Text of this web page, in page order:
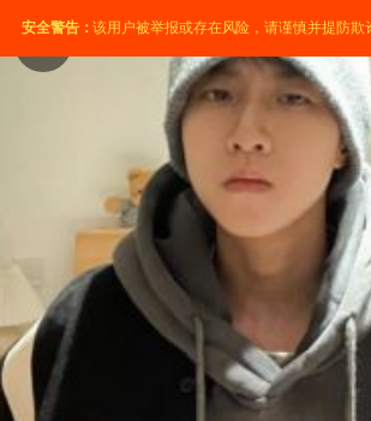
安全警告：该用户被举报或存在风险，请谨慎并提防欺